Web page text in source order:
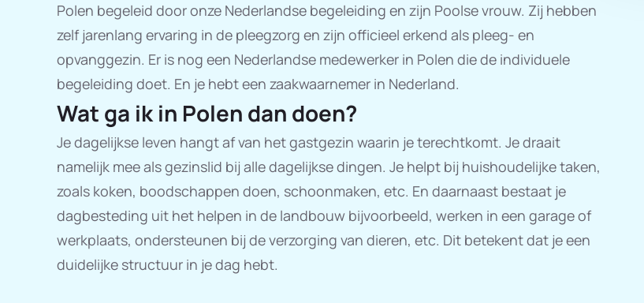
Polen begeleid door onze Nederlandse begeleiding en zijn Poolse vrouw. Zij hebben
zelf jarenlang ervaring in de pleegzorg en zijn officieel erkend als pleeg- en
opvanggezin. Er is nog een Nederlandse medewerker in Polen die de individuele
begeleiding doet. En je hebt een zaakwaarnemer in Nederland.
Wat ga ik in Polen dan doen?
Je dagelijkse leven hangt af van het gastgezin waarin je terechtkomt. Je draait
namelijk mee als gezinslid bij alle dagelijkse dingen. Je helpt bij huishoudelijke taken,
zoals koken, boodschappen doen, schoonmaken, etc. En daarnaast bestaat je
dagbesteding uit het helpen in de landbouw bijvoorbeeld, werken in een garage of
werkplaats, ondersteunen bij de verzorging van dieren, etc. Dit betekent dat je een
duidelijke structuur in je dag hebt.